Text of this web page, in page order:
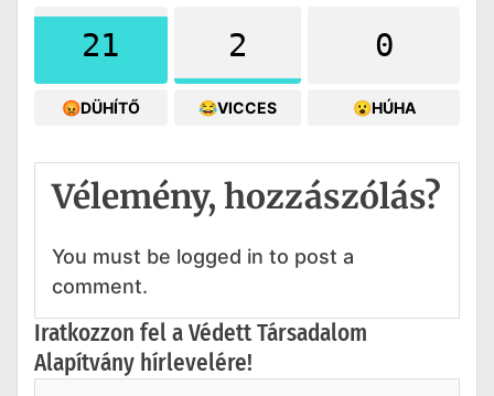
21
😡DÜHÍTŐ
2
😂VICCES
0
😮HÚHA
Vélemény, hozzászólás?
You must be logged in to post a
comment.
Iratkozzon fel a Védett Társadalom
Alapítvány hírlevelére!